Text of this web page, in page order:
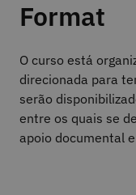
Format
O curso está
direcionada para
serão
entre os quais se
apoio documental